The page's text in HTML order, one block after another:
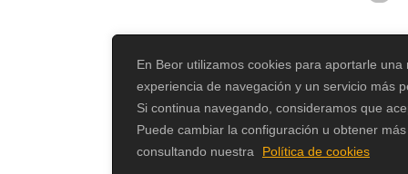
En Beor utilizamos cookies para aportarle una
experiencia de navegación y un servicio más
Si continua navegando, consideramos que
Puede cambiar la configuración u obtener
consultando nuestra
Política de cookies